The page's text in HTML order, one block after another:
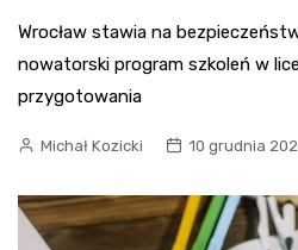
Wrocław stawia na
nowatorski program szkoleń w
przygotowania
Michał Kozicki 10 grudnia